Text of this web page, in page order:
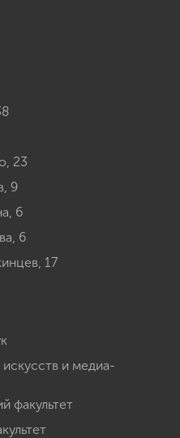
23
9
6
6
17
и медиа-
факультет